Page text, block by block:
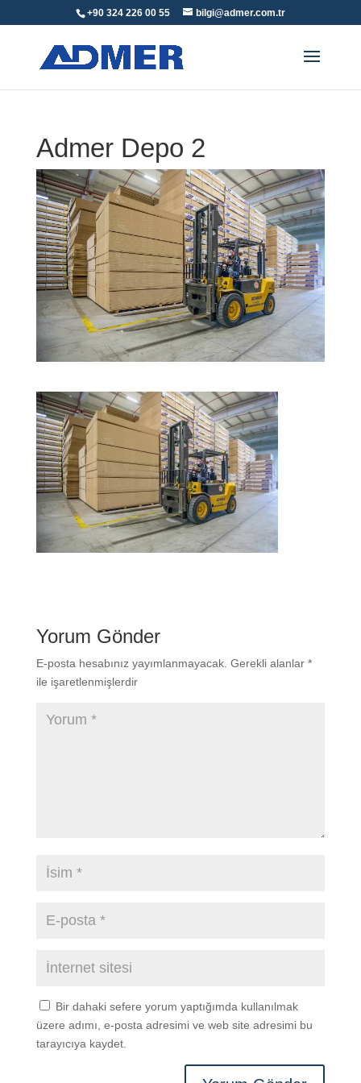
+90 324 226 00 55 bilgi@admer.com.tr
Admer Depo 2
Yorum Gönder
E-posta hesabınız yayımlanmayacak. Gerekli alanlar *
ile işaretlenmişlerdir
Bir dahaki sefere yorum yaptığımda kullanılmak
üzere adımı, e-posta adresimi ve web site adresimi bu
tarayıcıya kaydet.